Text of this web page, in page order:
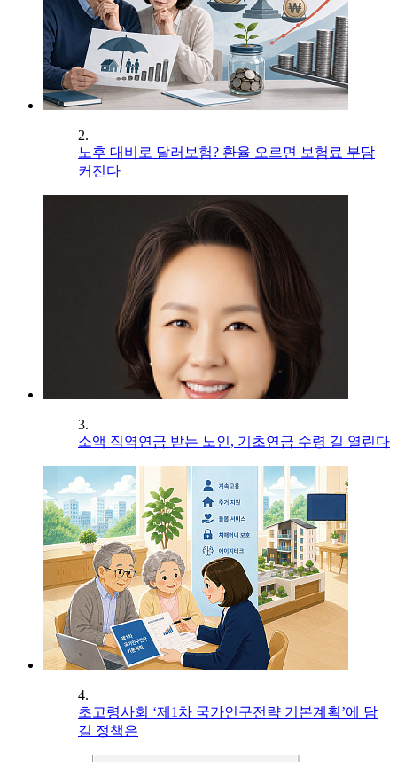
2.
노후 대비로 달러보험? 환율 오르면 보험료 부담
커진다
3.
소액 직역연금 받는 노인, 기초연금 수령 길 열린다
4.
초고령사회 ‘제1차 국가인구전략 기본계획’에 담
길 정책은